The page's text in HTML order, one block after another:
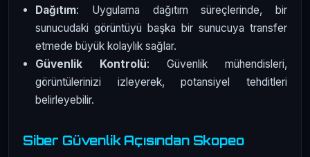
Dağıtım: Uygulama dağıtım süreçlerinde, bir
sunucudaki görüntüyü başka bir sunucuya transfer
etmede büyük kolaylık sağlar.
Güvenlik Kontrolü: Güvenlik mühendisleri,
görüntülerinizi izleyerek, potansiyel tehditleri
belirleyebilir.
Siber Güvenlik Açısından Skopeo